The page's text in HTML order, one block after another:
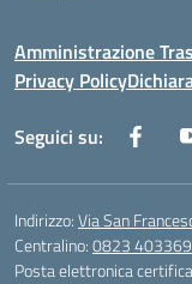
Amministrazione
Privacy Policy
Seguici su:
Indirizzo:Via San
Centralino:0823 403369
Posta elettronica